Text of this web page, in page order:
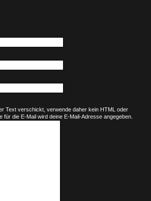
Text verschickt, verwende daher kein HTML oder
für die E-Mail wird deine E-Mail-Adresse angegeben.